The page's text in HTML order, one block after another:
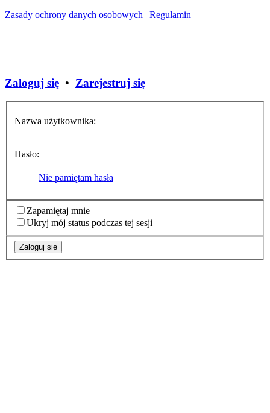
Zasady ochrony danych osobowych | Regulamin
Zaloguj się • Zarejestruj się
Nazwa użytkownika:
Hasło:
Nie pamiętam hasła
Zapamiętaj mnie
Ukryj mój status podczas tej sesji